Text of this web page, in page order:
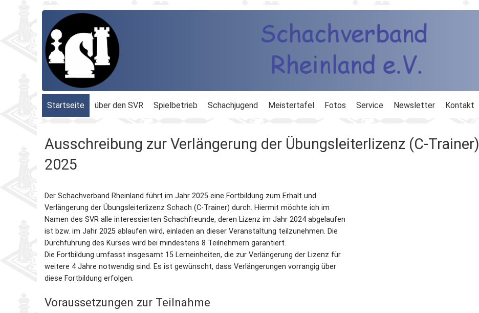
Startseite über den SVR
Gesamtvorstand
Kassenprüfer
Ehrenmitglieder
Schiedsgericht
Schachbezirke
Ordnungen
Protokolle
Partner
Spielbetrieb
Dähnepokal
Einzel-M.
Schnellschach-E.
Senioren-SSEM
Schachjugend Meistertafel Fotos Service Newsletter Kontakt
Ausschreibung zur Verlängerung der Übungsleiterlizenz (C-Trainer)
2025
Der Schachverband Rheinland führt im Jahr 2025 eine Fortbildung zum Erhalt und
Verlängerung der Übungsleiterlizenz Schach (C-Trainer) durch. Hiermit möchte ich im
Namen des SVR alle interessierten Schachfreunde, deren Lizenz im Jahr 2024 abgelaufen
ist bzw. im Jahr 2025 ablaufen wird, einladen an dieser Veranstaltung teilzunehmen. Die
Durchführung des Kurses wird bei mindestens 8 Teilnehmern garantiert.
Die Fortbildung umfasst insgesamt 15 Lerneinheiten, die zur Verlängerung der Lizenz für
weitere 4 Jahre notwendig sind. Es ist gewünscht, dass Verlängerungen vorrangig über
diese Fortbildung erfolgen.
Voraussetzungen zur Teilnahme